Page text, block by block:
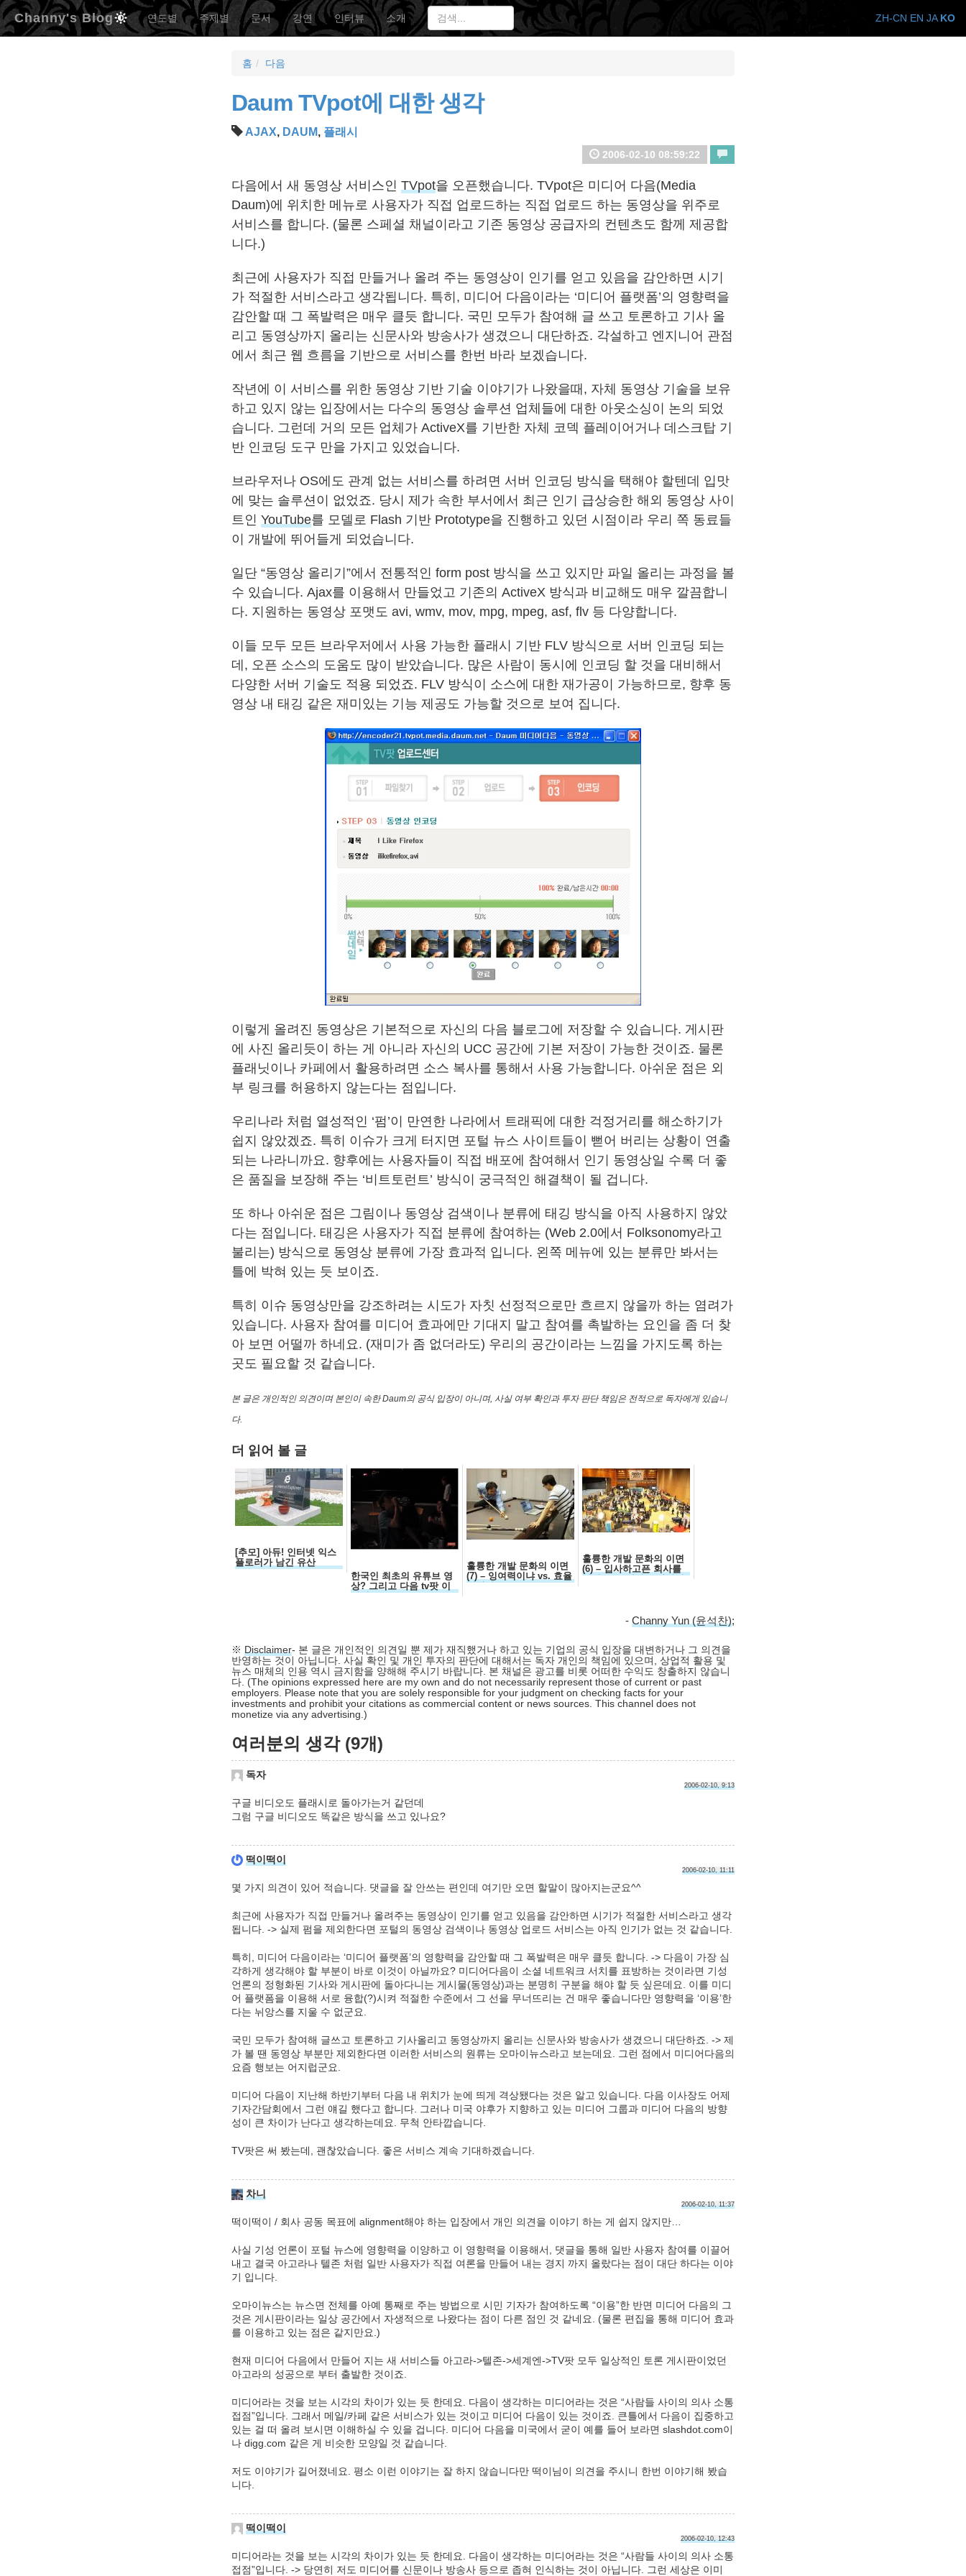
Channy's Blog 연도별 주제별 문서 강연 인터뷰 소개
홈 다음
Daum TVpot에 대한 생각
AJAX, DAUM, 플래시
2006-02-10 08:59:22
다음에서 새 동영상 서비스인 TVpot을 오픈했습니다. TVpot은 미디어 다음(Media
Daum)에 위치한 메뉴로 사용자가 직접 업로드하는 직접 업로드 하는 동영상을 위주로
서비스를 합니다. (물론 스페셜 채널이라고 기존 동영상 공급자의 컨텐츠도 함께 제공합
니다.)
최근에 사용자가 직접 만들거나 올려 주는 동영상이 인기를 얻고 있음을 감안하면 시기
가 적절한 서비스라고 생각됩니다. 특히, 미디어 다음이라는 ‘미디어 플랫폼’의 영향력을
감안할 때 그 폭발력은 매우 클듯 합니다. 국민 모두가 참여해 글 쓰고 토론하고 기사 올
리고 동영상까지 올리는 신문사와 방송사가 생겼으니 대단하죠. 각설하고 엔지니어 관점
에서 최근 웹 흐름을 기반으로 서비스를 한번 바라 보겠습니다.
작년에 이 서비스를 위한 동영상 기반 기술 이야기가 나왔을때, 자체 동영상 기술을 보유
하고 있지 않는 입장에서는 다수의 동영상 솔루션 업체들에 대한 아웃소싱이 논의 되었
습니다. 그런데 거의 모든 업체가 ActiveX를 기반한 자체 코덱 플레이어거나 데스크탑 기
반 인코딩 도구 만을 가지고 있었습니다.
브라우저나 OS에도 관계 없는 서비스를 하려면 서버 인코딩 방식을 택해야 할텐데 입맛
에 맞는 솔루션이 없었죠. 당시 제가 속한 부서에서 최근 인기 급상승한 해외 동영상 사이
트인 YouTube를 모델로 Flash 기반 Prototype을 진행하고 있던 시점이라 우리 쪽 동료들
이 개발에 뛰어들게 되었습니다.
일단 “동영상 올리기”에서 전통적인 form post 방식을 쓰고 있지만 파일 올리는 과정을 볼
수 있습니다. Ajax를 이용해서 만들었고 기존의 ActiveX 방식과 비교해도 매우 깔끔합니
다. 지원하는 동영상 포맷도 avi, wmv, mov, mpg, mpeg, asf, flv 등 다양합니다.
이들 모두 모든 브라우저에서 사용 가능한 플래시 기반 FLV 방식으로 서버 인코딩 되는
데, 오픈 소스의 도움도 많이 받았습니다. 많은 사람이 동시에 인코딩 할 것을 대비해서
다양한 서버 기술도 적용 되었죠. FLV 방식이 소스에 대한 재가공이 가능하므로, 향후 동
영상 내 태깅 같은 재미있는 기능 제공도 가능할 것으로 보여 집니다.
이렇게 올려진 동영상은 기본적으로 자신의 다음 블로그에 저장할 수 있습니다. 게시판
에 사진 올리듯이 하는 게 아니라 자신의 UCC 공간에 기본 저장이 가능한 것이죠. 물론
플래닛이나 카페에서 활용하려면 소스 복사를 통해서 사용 가능합니다. 아쉬운 점은 외
부 링크를 허용하지 않는다는 점입니다.
우리나라 처럼 열성적인 ‘펌’이 만연한 나라에서 트래픽에 대한 걱정거리를 해소하기가
쉽지 않았겠죠. 특히 이슈가 크게 터지면 포털 뉴스 사이트들이 뻗어 버리는 상황이 연출
되는 나라니까요. 향후에는 사용자들이 직접 배포에 참여해서 인기 동영상일 수록 더 좋
은 품질을 보장해 주는 ‘비트토런트’ 방식이 궁극적인 해결책이 될 겁니다.
또 하나 아쉬운 점은 그림이나 동영상 검색이나 분류에 태깅 방식을 아직 사용하지 않았
다는 점입니다. 태깅은 사용자가 직접 분류에 참여하는 (Web 2.0에서 Folksonomy라고
불리는) 방식으로 동영상 분류에 가장 효과적 입니다. 왼쪽 메뉴에 있는 분류만 봐서는
틀에 박혀 있는 듯 보이죠.
특히 이슈 동영상만을 강조하려는 시도가 자칫 선정적으로만 흐르지 않을까 하는 염려가
있습니다. 사용자 참여를 미디어 효과에만 기대지 말고 참여를 촉발하는 요인을 좀 더 찾
아 보면 어떨까 하네요. (재미가 좀 없더라도) 우리의 공간이라는 느낌을 가지도록 하는
곳도 필요할 것 같습니다.
본 글은 개인적인 의견이며 본인이 속한 Daum의 공식 입장이 아니며, 사실 여부 확인과 투자 판단 책임은 전적으로 독자에게 있습니
다.
더 읽어 볼 글
[추모] 아듀! 인터넷 익스
플로러가 남긴 유산
한국인 최초의 유튜브 영
상? 그리고 다음 tv팟 이
야기
훌륭한 개발 문화의 이면
(7) – 잉여력이냐 vs. 효율
성이냐
훌륭한 개발 문화의 이면
(6) – 입사하고픈 회사를
위한 오픈 전략 구사하기
- Channy Yun (윤석찬);
※ Disclaimer- 본 글은 개인적인 의견일 뿐 제가 재직했거나 하고 있는 기업의 공식 입장을 대변하거나 그 의견을
반영하는 것이 아닙니다. 사실 확인 및 개인 투자의 판단에 대해서는 독자 개인의 책임에 있으며, 상업적 활용 및
뉴스 매체의 인용 역시 금지함을 양해해 주시기 바랍니다. 본 채널은 광고를 비롯 어떠한 수익도 창출하지 않습니
다. (The opinions expressed here are my own and do not necessarily represent those of current or past
employers. Please note that you are solely responsible for your judgment on checking facts for your
investments and prohibit your citations as commercial content or news sources. This channel does not
monetize via any advertising.)
여러분의 생각 (9개)
독자
2006-02-10, 9:13
구글 비디오도 플래시로 돌아가는거 같던데
그럼 구글 비디오도 똑같은 방식을 쓰고 있나요?
떡이떡이
2006-02-10, 11:11
몇 가지 의견이 있어 적습니다. 댓글을 잘 안쓰는 편인데 여기만 오면 할말이 많아지는군요^^
최근에 사용자가 직접 만들거나 올려주는 동영상이 인기를 얻고 있음을 감안하면 시기가 적절한 서비스라고 생각
됩니다. -> 실제 펌을 제외한다면 포털의 동영상 검색이나 동영상 업로드 서비스는 아직 인기가 없는 것 같습니다.
특히, 미디어 다음이라는 ‘미디어 플랫폼’의 영향력을 감안할 때 그 폭발력은 매우 클듯 합니다. -> 다음이 가장 심
각하게 생각해야 할 부분이 바로 이것이 아닐까요? 미디어다음이 소셜 네트워크 서치를 표방하는 것이라면 기성
언론의 정형화된 기사와 게시판에 돌아다니는 게시물(동영상)과는 분명히 구분을 해야 할 듯 싶은데요. 이를 미디
어 플랫폼을 이용해 서로 융합(?)시켜 적절한 수준에서 그 선을 무너뜨리는 건 매우 좋습니다만 영향력을 ‘이용’한
다는 뉘앙스를 지울 수 없군요.
국민 모두가 참여해 글쓰고 토론하고 기사올리고 동영상까지 올리는 신문사와 방송사가 생겼으니 대단하죠. -> 제
가 볼 땐 동영상 부분만 제외한다면 이러한 서비스의 원류는 오마이뉴스라고 보는데요. 그런 점에서 미디어다음의
요즘 행보는 어지럽군요.
미디어 다음이 지난해 하반기부터 다음 내 위치가 눈에 띄게 격상됐다는 것은 알고 있습니다. 다음 이사장도 어제
기자간담회에서 그런 얘길 했다고 합니다. 그러나 미국 야후가 지향하고 있는 미디어 그룹과 미디어 다음의 방향
성이 큰 차이가 난다고 생각하는데요. 무척 안타깝습니다.
TV팟은 써 봤는데, 괜찮았습니다. 좋은 서비스 계속 기대하겠습니다.
차니
2006-02-10, 11:37
떡이떡이 / 회사 공동 목표에 alignment해야 하는 입장에서 개인 의견을 이야기 하는 게 쉽지 않지만…
사실 기성 언론이 포털 뉴스에 영향력을 이양하고 이 영향력을 이용해서, 댓글을 통해 일반 사용자 참여를 이끌어
내고 결국 아고라나 텔존 처럼 일반 사용자가 직접 여론을 만들어 내는 경지 까지 올랐다는 점이 대단 하다는 이야
기 입니다.
오마이뉴스는 뉴스면 전체를 아예 통째로 주는 방법으로 시민 기자가 참여하도록 “이용”한 반면 미디어 다음의 그
것은 게시판이라는 일상 공간에서 자생적으로 나왔다는 점이 다른 점인 것 같네요. (물론 편집을 통해 미디어 효과
를 이용하고 있는 점은 같지만요.)
현재 미디어 다음에서 만들어 지는 새 서비스들 아고라->텔존->세계엔->TV팟 모두 일상적인 토론 게시판이었던
아고라의 성공으로 부터 출발한 것이죠.
미디어라는 것을 보는 시각의 차이가 있는 듯 한데요. 다음이 생각하는 미디어라는 것은 “사람들 사이의 의사 소통
접점”입니다. 그래서 메일/카페 같은 서비스가 있는 것이고 미디어 다음이 있는 것이죠. 큰틀에서 다음이 집중하고
있는 걸 떠 올려 보시면 이해하실 수 있을 겁니다. 미디어 다음을 미국에서 굳이 예를 들어 보라면 slashdot.com이
나 digg.com 같은 게 비슷한 모양일 것 같습니다.
저도 이야기가 길어졌네요. 평소 이런 이야기는 잘 하지 않습니다만 떡이님이 의견을 주시니 한번 이야기해 봤습
니다.
떡이떡이
2006-02-10, 12:43
미디어라는 것을 보는 시각의 차이가 있는 듯 한데요. 다음이 생각하는 미디어라는 것은 “사람들 사이의 의사 소통
접점”입니다. -> 당연히 저도 미디어를 신문이나 방송사 등으로 좁혀 인식하는 것이 아닙니다. 그런 세상은 이미
ZH-CN EN JA KO